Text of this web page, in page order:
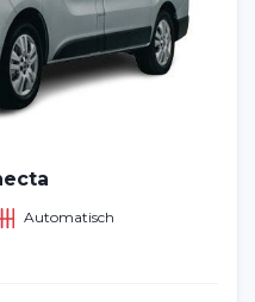
Automatisch